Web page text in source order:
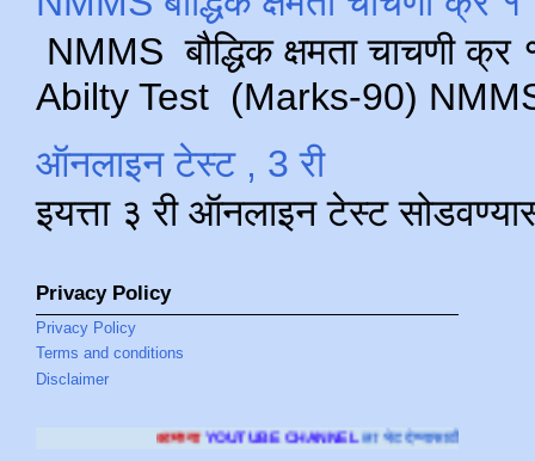
NMMS बौद्धिक क्षमता चाचणी
Abilty Test (Marks-90) NMMS
ऑनलाइन टेस्ट , 3 री
इयत्ता ३ री ऑनलाइन टेस्ट
Privacy Policy
Privacy Policy
Terms and conditions
Disclaimer
YOUTUBE CHANNELला भेट देण्यासाठी क्लिक करा.